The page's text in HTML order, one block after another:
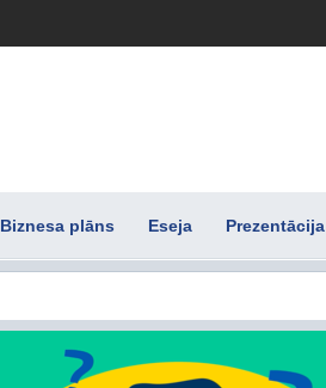
Biznesa plāns Eseja Prezentācija